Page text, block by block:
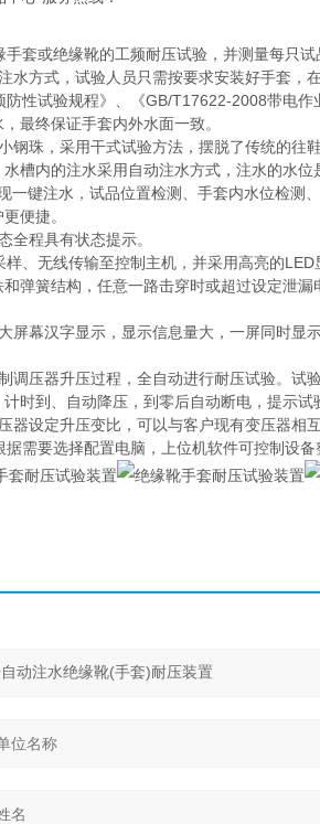
套或绝缘靴的工频耐压试验，并测量每只
水方式，试验人员只需按要求安装好手套，
性试验规程》、《GB/T17622-2008带电
最终保证手套内外水面一致。
钢珠，采用干式试验方法，摆脱了传统的往
槽内的注水采用自动注水方式，注水的水
一键注水，试品位置检测、手套内水位检测
便捷。
全程具有状态提示。
、无线传输至控制主机，并采用高亮的
弹簧结构，任意一路击穿时或超过设定泄
屏幕汉字显示，显示信息量大，一屏同时显
调压器升压过程，全自动进行耐压试验。试
时到、自动降压，到零后自动断电，提示
器设定升压变比，可以与客户现有变压器相
需要选择配置电脑，上位机软件可控制设